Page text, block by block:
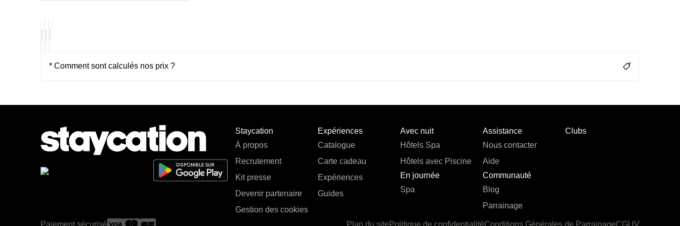
* Comment sont calculés nos prix ?
Staycation
À propos
Recrutement
Kit presse
Devenir partenaire
Gestion des cookies
Expériences
Catalogue
Carte cadeau
Expériences
Guides
Avec nuit
Hôtels Spa
Hôtels avec Piscine
En journée
Spa
Assistance
Nous contacter
Aide
Communauté
Blog
Parrainage
Clubs
Paiement sécurisé Plan du site Politique de confidentialitéConditions Générales de ParrainageCGUV